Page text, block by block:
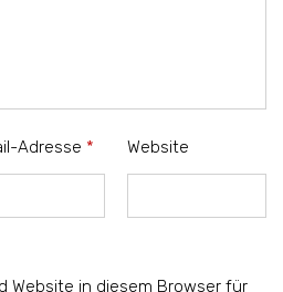
Adresse * Website
Website in diesem Browser für